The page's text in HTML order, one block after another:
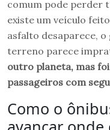
comum pode perder
existe um veículo
asfalto desaparece,
terreno parece
outro planeta, mas
passageiros com
Como o